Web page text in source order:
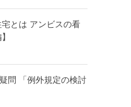
宅とは アンビスの看
問 「例外規定の検討